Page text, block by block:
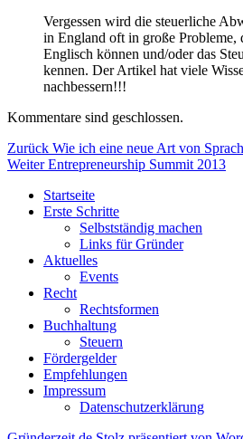
Vergessen wird die steuerliche
in England oft in große Probleme,
Englisch können und/oder das
kennen. Der Artikel hat viele
nachbessern!!!
Kommentare sind geschlossen.
Beitragsnavigation
Zurück Vorheriger
Beitrag:
Wie ich eine neue Art von
Weiter Nächster
Entrepreneurship Summit 2013
Startseite
Erste Schritte
Selbstständig machen
Links für Gründer
Aktuelles
Events
Recht
Rechtsformen
Buchhaltung
Steuern
Fördergelder
Empfehlungen
Impressum
Datenschutzerklärung